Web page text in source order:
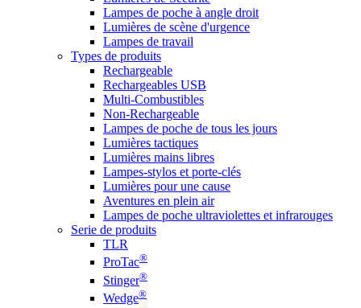
Lampes de poche à angle droit
Lumières de scène d'urgence
Lampes de travail
Types de produits
Rechargeable
Rechargeables USB
Multi-Combustibles
Non-Rechargeable
Lampes de poche de tous les jours
Lumières tactiques
Lumières mains libres
Lampes-stylos et porte-clés
Lumières pour une cause
Aventures en plein air
Lampes de poche ultraviolettes et infrarouges
Serie de produits
TLR
ProTac®
Stinger®
Wedge®